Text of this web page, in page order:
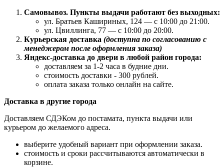
Самовывоз. Пункты выдачи работают без выходных:
ул. Братьев Кашириных, 124 — с 10:00 до 21:00.
ул. Цвиллинга, 77 — с 10:00 до 20:00.
Курьерская доставка (доступна по согласованию с
менеджером после оформления заказа)
Яндекс-доставка до двери в любой район города:
доставляем за 1-2 часа в будние дни.
стоимость доставки - 300 рублей.
оплата заказа только онлайн на сайте.
Доставка в другие города
Доставляем СДЭКом до постамата, пункта выдачи или
курьером до желаемого адреса.
выберите удобный вариант при оформлении заказа.
стоимость и сроки рассчитываются автоматически в
корзине.